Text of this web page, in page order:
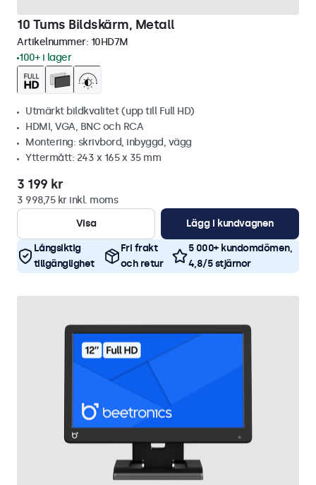
10 Tums Bildskärm, Metall
Artikelnummer: 10HD7M
100+ i lager
Utmärkt bildkvalitet (upp till Full HD)
HDMI, VGA, BNC och RCA
Montering: skrivbord, inbyggd, vägg
Yttermått: 243 x 165 x 35 mm
3 199 kr
3 998,75 kr inkl. moms
Visa
Lägg i kundvagnen
Långsiktig
tillgänglighet
Fri frakt
och retur
5 000+ kundomdömen,
4,8/5 stjärnor